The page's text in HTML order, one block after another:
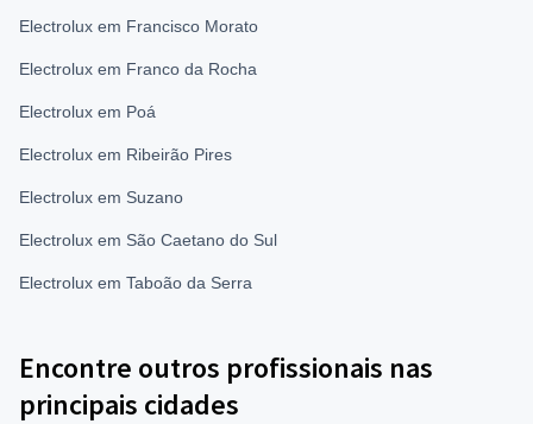
Electrolux em Francisco Morato
Electrolux em Franco da Rocha
Electrolux em Poá
Electrolux em Ribeirão Pires
Electrolux em Suzano
Electrolux em São Caetano do Sul
Electrolux em Taboão da Serra
Encontre outros profissionais nas
principais cidades